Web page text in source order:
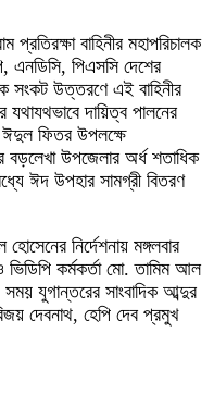
প্রতিরক্ষা বাহিনীর মহাপরিচালক
এনডিসি, পিএসসি দেশের
সংকট উত্তরণে এই বাহিনীর
দায়িত্ব পালনের
ঈদুল ফিতর উপলক্ষে
বড়লেখা উপজেলার অর্ধ শতাধিক
ঈদ উপহার সামগ্রী বিতরণ
নির্দেশনায় মঙ্গলবার
কর্মকর্তা মো. তামিম আল
যুগান্তরের সাংবাদিক আব্দুর
দেবনাথ, হেপি দেব প্রমুখ